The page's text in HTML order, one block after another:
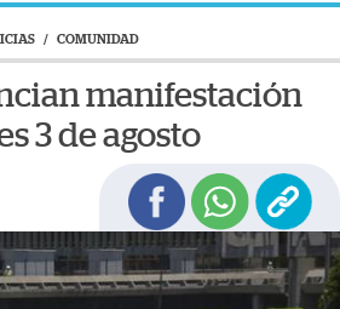
/ COMUNIDAD
manifestación
3 de agosto